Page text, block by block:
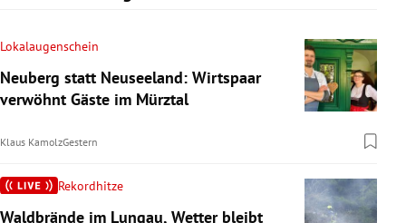
Lokalaugenschein
Neuberg statt Neuseeland: Wirtspaar
verwöhnt Gäste im Mürztal
Klaus KamolzGestern
Rekordhitze
Waldbrände im Lungau, Wetter bleibt